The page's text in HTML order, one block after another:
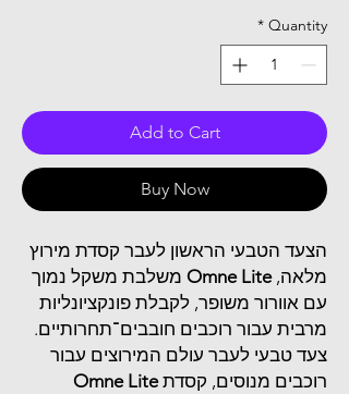
Quantity
*
Add to Cart
Buy Now
הצעד הטבעי הראשון לעבר קסדת מירוץ
מלאה,Omne Lite משלבת משקל נמוך
עם אוורור משופר, לקבלת פונקציונליות
מרבית עבור רוכבים חובבים־תחרותיים.
צעד טבעי לעבר עולם המירוצים עבור
רוכבים מנוסים, קסדתOmne Lite